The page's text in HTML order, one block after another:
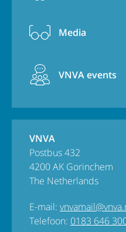
Media
VNVA events
VNVA
Postbus 432
4200 AK Gorinchem
The Netherlands
E-mail:
Telefoon: 0183 646